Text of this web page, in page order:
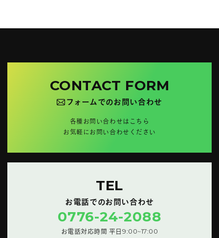
CONTACT FORM
フォームでのお問い合わせ
各種お問い合わせはこちら
お気軽にお問い合わせください
TEL
お電話でのお問い合わせ
0776-24-2088
お電話対応時間 平日9:00~17:00